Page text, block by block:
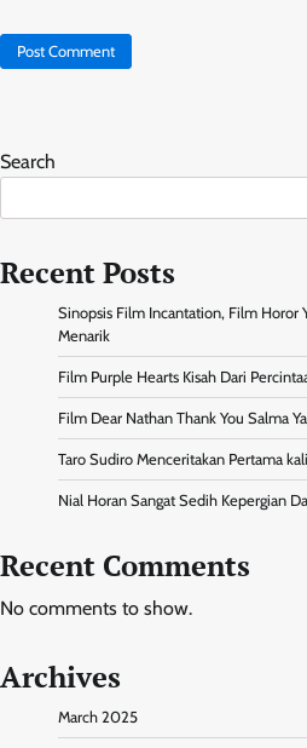
Search
Recent Posts
Sinopsis Film Incantation, Film Horor
Menarik
Film Purple Hearts Kisah Dari
Film Dear Nathan Thank You Salma
Taro Sudiro Menceritakan Pertama
Nial Horan Sangat Sedih Kepergian
Recent Comments
No comments to show.
Archives
March 2025